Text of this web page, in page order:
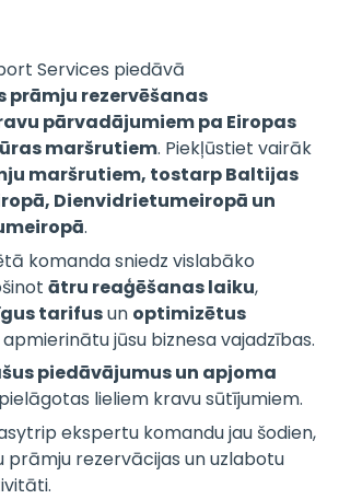
Services piedāvā
prāmju rezervēšanas
pārvadājumiem pa Eiropas
maršrutiem. Piekļūstiet vairāk
maršrutiem, tostarp Baltijas
Dienvidrietumeiropā un
.
komanda sniedz vislabāko
ātru reaģēšanas laiku,
tarifusun optimizētus
apmierinātu jūsu biznesa vajadzības.
piedāvājumus un apjoma
pielāgotas lieliem kravu sūtījumiem.
ekspertu komandu jau šodien,
prāmju rezervācijas un uzlabotu